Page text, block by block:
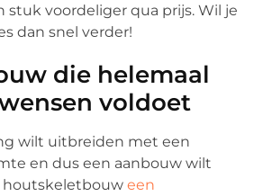
stuk voordeliger qua prijs. Wil je
dan snel verder!
die helemaal
voldoet
wilt uitbreiden met een
en dus een aanbouw wilt
houtskeletbouween